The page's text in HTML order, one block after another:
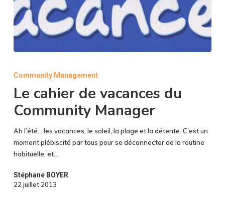
de
vacances
du
Community
Manager
Community Management
Le cahier de vacances du
Community Manager
Ah l’été... les vacances, le soleil, la plage et la détente. C’est un
moment plébiscité par tous pour se déconnecter de la routine
habituelle, et…
Stéphane BOYER
22 juillet 2013